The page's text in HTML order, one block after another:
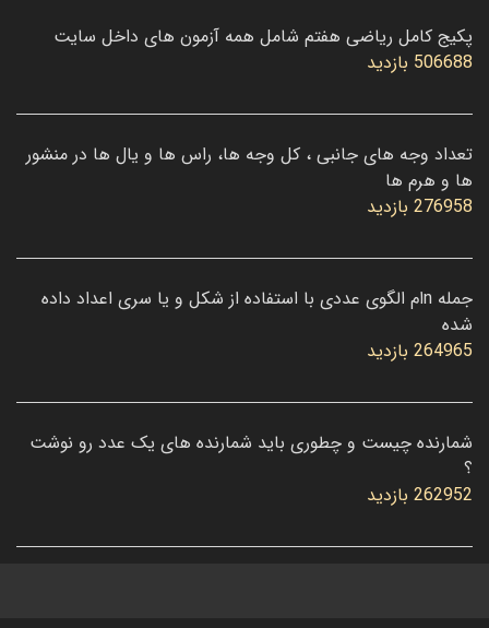
پکیج کامل ریاضی هفتم شامل همه آزمون های داخل سایت
506688 بازدید
تعداد وجه های جانبی ، کل وجه ها، راس ها و یال ها در منشور
ها و هرم ها
276958 بازدید
جمله nام الگوی عددی با استفاده از شکل و یا سری اعداد داده
شده
264965 بازدید
شمارنده چیست و چطوری باید شمارنده های یک عدد رو نوشت
؟
262952 بازدید